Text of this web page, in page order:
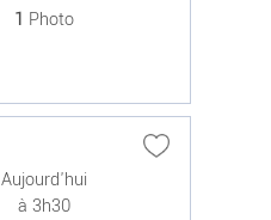
1 Photo
Aujourd'hui
à 3h30